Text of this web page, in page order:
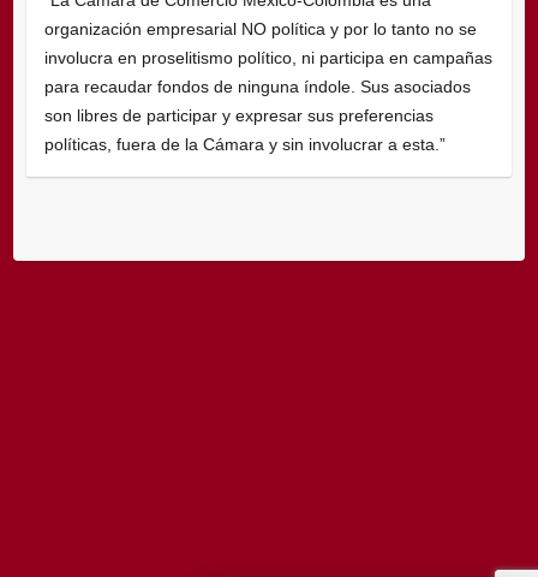
organización empresarial NO política y por lo tanto no se
involucra en proselitismo político, ni participa en campañas
para recaudar fondos de ninguna índole. Sus asociados
son libres de participar y expresar sus preferencias
políticas, fuera de la Cámara y sin involucrar a esta.”